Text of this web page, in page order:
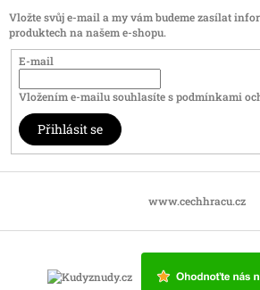
Vložte svůj e-mail a my vám budeme zasílat
produktech na našem e-shopu.
E-mail
Vložením e-mailu souhlasíte spodmínkami
Přihlásit se
www.cechhracu.cz